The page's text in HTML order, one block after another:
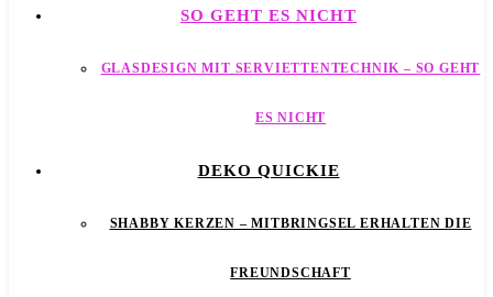
SO GEHT ES NICHT
GLASDESIGN MIT SERVIETTENTECHNIK – SO GEHT
ES NICHT
DEKO QUICKIE
SHABBY KERZEN – MITBRINGSEL ERHALTEN DIE
FREUNDSCHAFT